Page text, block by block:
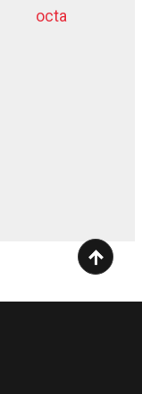
octa
dziļurbums